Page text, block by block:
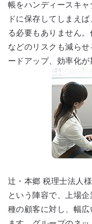
帳をハンディースキ
ドに保存してしまえ
る必要もありません
などのリスクも減ら
ードアップ、効率化が
辻・本郷 税理士法人
という陣容で、上場
種の顧客に対し、幅